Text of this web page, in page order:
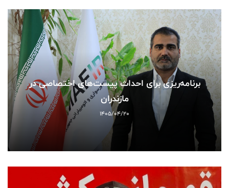
برنامه‌ریزی برای احداث پیست‌های اختصاصی در
مازندران
1405/04/20